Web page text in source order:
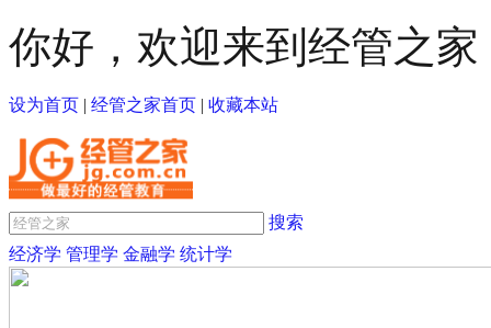
你好，欢迎来到经管之家
设为首页 | 经管之家首页 | 收藏本站
搜索
经济学 管理学 金融学 统计学